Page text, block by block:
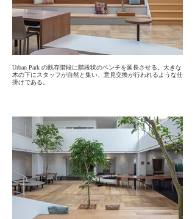
Urban Park の既存階段に階段状のベンチを延長させる。大きな
木の下にスタッフが自然と集い、意見交換が行われるような仕
掛けである。